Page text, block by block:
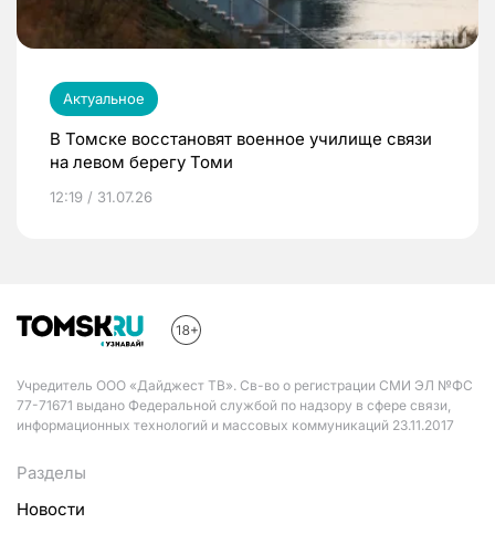
Актуальное
В Томске восстановят военное училище связи
на левом берегу Томи
12:19 / 31.07.26
Учредитель ООО «Дайджест ТВ». Св-во о регистрации СМИ ЭЛ №ФС
77-71671 выдано Федеральной службой по надзору в сфере связи,
информационных технологий и массовых коммуникаций 23.11.2017
Разделы
Новости